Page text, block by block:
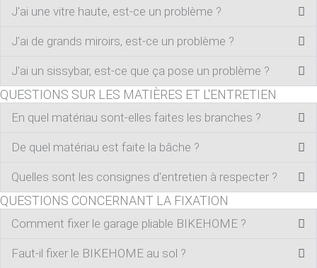
J'ai une vitre haute, est-ce un problème ?
J'ai de grands miroirs, est-ce un problème ?
J'ai un sissybar, est-ce que ça pose un problème ?
QUESTIONS SUR LES MATIÈRES ET L'ENTRETIEN
En quel matériau sont-elles faites les branches ?
De quel matériau est faite la bâche ?
Quelles sont les consignes d'entretien à respecter ?
QUESTIONS CONCERNANT LA FIXATION
Comment fixer le garage pliable BIKEHOME ?
Faut-il fixer le BIKEHOME au sol ?